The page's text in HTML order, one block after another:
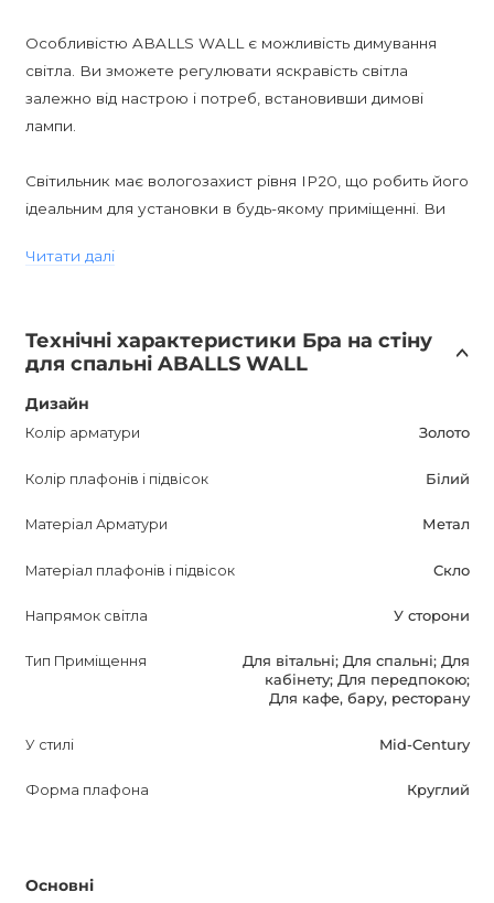
Особливістю ABALLS WALL є можливість димування
світла. Ви зможете регулювати яскравість світла
залежно від настрою і потреб, встановивши димові
лампи.
Світильник має вологозахист рівня IP20, що робить його
ідеальним для установки в будь-якому приміщенні. Ви
світлом у вітальнях, спальнях, кабінетах, передпокоях, а
Цоколь світильника - E27, що дозволяє вибрати
оптимальну лампу, яка доповнить стиль вашого інтер'єру
і створить потрібну атмосферу.
поєднує в собі нотки ретро і сучасності. Він стане
Дозвольте ABALLS WALL стати яскравим і
створюючим затишну атмосферу і привертаючим
Читати далі
Технічні характеристики Бра на стіну
для спальні ABALLS WALL
Дизайн
Колір арматури Золото
Колір плафонів і підвісок Білий
Матеріал Арматури Метал
Матеріал плафонів і підвісок Скло
Напрямок світла У сторони
Тип Приміщення
Для вітальні; Для спальні; Для
кабінету; Для передпокою;
Для кафе, бару, ресторану
У стилі Mid-Century
Форма плафона Круглий
Основні